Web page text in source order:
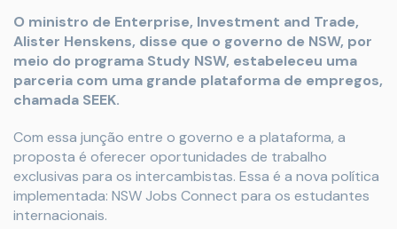
O ministro de Enterprise, Investment and Trade,
Alister Henskens, disse que o governo de NSW, por
meio do programa Study NSW, estabeleceu uma
parceria com uma grande plataforma de empregos,
chamada SEEK.
Com essa junção entre o governo e a plataforma, a
proposta é oferecer oportunidades de trabalho
exclusivas para os intercambistas. Essa é a nova política
implementada: NSW Jobs Connect para os estudantes
internacionais.